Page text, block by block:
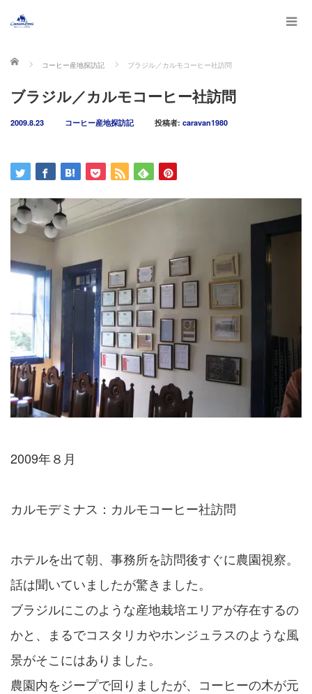
ホーム コーヒー産地探訪記 ブラジル／カルモコーヒー社訪問
ブラジル／カルモコーヒー社訪問
2009.8.23 コーヒー産地探訪記 投稿者: caravan1980
2009年８月
カルモデミナス：カルモコーヒー社訪問
ホテルを出て朝、事務所を訪問後すぐに農園視察。
話は聞いていましたが驚きました。
ブラジルにこのような産地栽培エリアが存在するの
かと、まるでコスタリカやホンジュラスのような風
景がそこにはありました。
農園内をジープで回りましたが、コーヒーの木が元